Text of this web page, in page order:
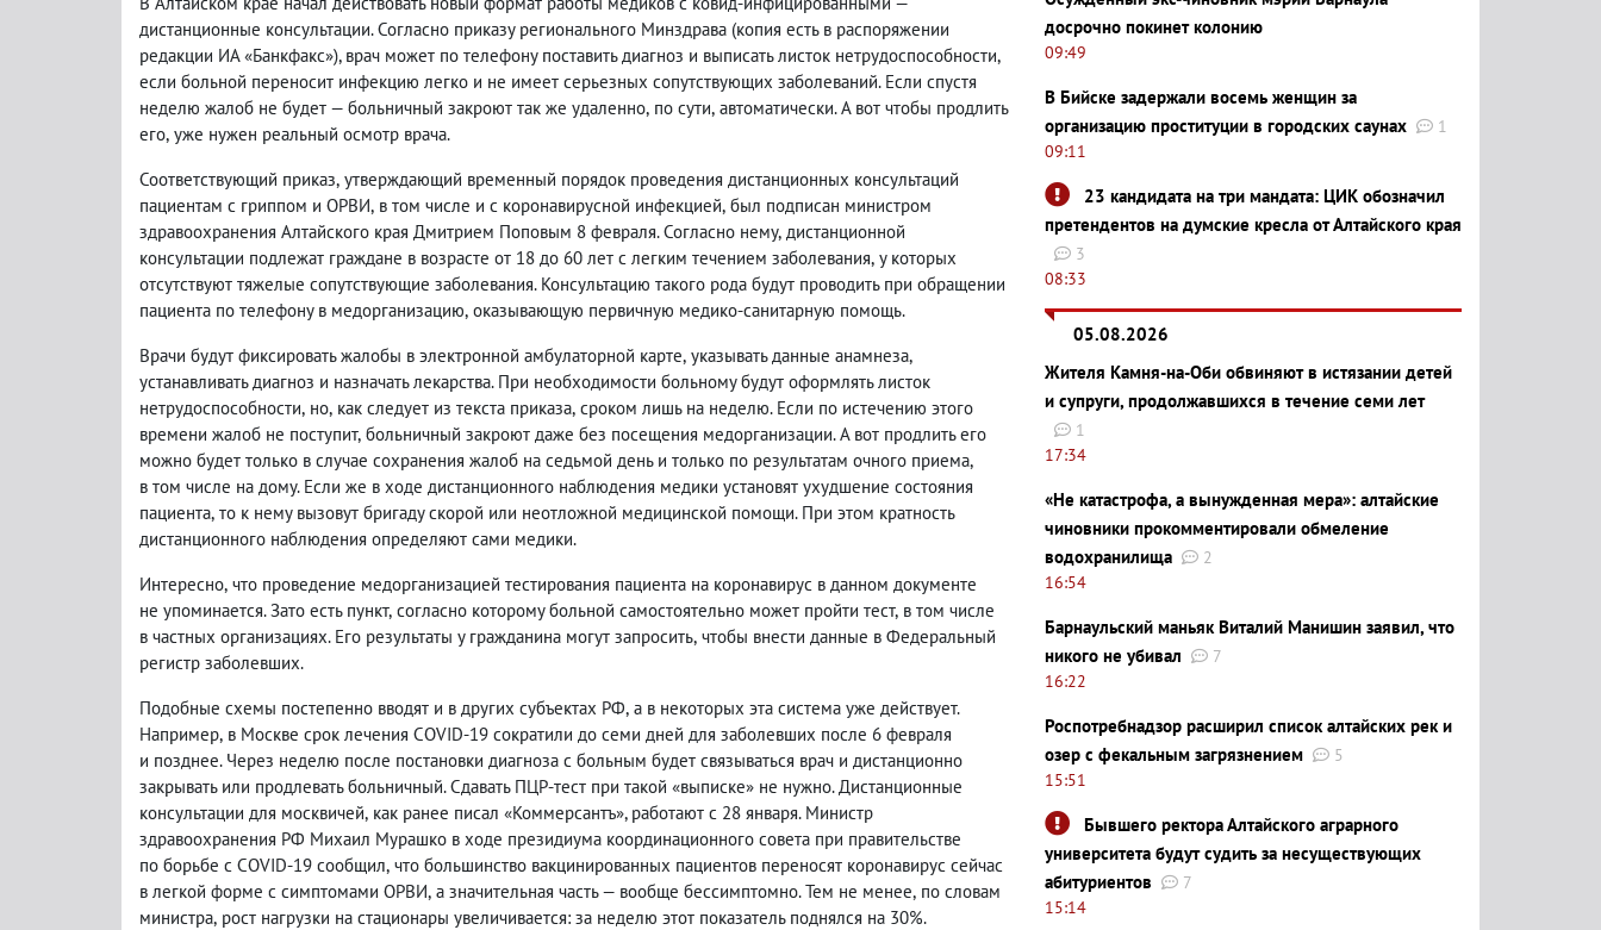
дистанционные консультации. Согласно приказу регионального Минздрава (копия есть в распоряжении
редакции ИА «Банкфакс»), врач может по телефону поставить диагноз и выписать листок нетрудоспособности,
если больной переносит инфекцию легко и не имеет серьезных сопутствующих заболеваний. Если спустя
неделю жалоб не будет — больничный закроют так же удаленно, по сути, автоматически. А вот чтобы продлить
его, уже нужен реальный осмотр врача.
Соответствующий приказ, утверждающий временный порядок проведения дистанционных консультаций
пациентам с гриппом и ОРВИ, в том числе и с коронавирусной инфекцией, был подписан министром
здравоохранения Алтайского края Дмитрием Поповым 8 февраля. Согласно нему, дистанционной
консультации подлежат граждане в возрасте от 18 до 60 лет с легким течением заболевания, у которых
отсутствуют тяжелые сопутствующие заболевания. Консультацию такого рода будут проводить при обращении
пациента по телефону в медорганизацию, оказывающую первичную медико-санитарную помощь.
Врачи будут фиксировать жалобы в электронной амбулаторной карте, указывать данные анамнеза,
устанавливать диагноз и назначать лекарства. При необходимости больному будут оформлять листок
нетрудоспособности, но, как следует из текста приказа, сроком лишь на неделю. Если по истечению этого
времени жалоб не поступит, больничный закроют даже без посещения медорганизации. А вот продлить его
можно будет только в случае сохранения жалоб на седьмой день и только по результатам очного приема,
в том числе на дому. Если же в ходе дистанционного наблюдения медики установят ухудшение состояния
пациента, то к нему вызовут бригаду скорой или неотложной медицинской помощи. При этом кратность
дистанционного наблюдения определяют сами медики.
Интересно, что проведение медорганизацией тестирования пациента на коронавирус в данном документе
не упоминается. Зато есть пункт, согласно которому больной самостоятельно может пройти тест, в том числе
в частных организациях. Его результаты у гражданина могут запросить, чтобы внести данные в Федеральный
регистр заболевших.
Подобные схемы постепенно вводят и в других субъектах РФ, а в некоторых эта система уже действует.
Например, в Москве срок лечения COVID-19 сократили до семи дней для заболевших после 6 февраля
и позднее. Через неделю после постановки диагноза с больным будет связываться врач и дистанционно
закрывать или продлевать больничный. Сдавать ПЦР-тест при такой «выписке» не нужно. Дистанционные
консультации для москвичей, как ранее писал «Коммерсантъ», работают с 28 января. Министр
здравоохранения РФ Михаил Мурашко в ходе президиума координационного совета при правительстве
по борьбе с COVID-19 сообщил, что большинство вакцинированных пациентов переносят коронавирус сейчас
в легкой форме с симптомами ОРВИ, а значительная часть — вообще бессимптомно. Тем не менее, по словам
министра, рост нагрузки на стационары увеличивается: за неделю этот показатель поднялся на 30%.
досрочно покинет колонию
09:49
В Бийске задержали восемь женщин за
организацию проституции в городских саунах
1
09:11
23 кандидата на три мандата: ЦИК обозначил
претендентов на думские кресла от Алтайского края
3
08:33
05.08.2026
Жителя Камня-на-Оби обвиняют в истязании детей
и супруги, продолжавшихся в течение семи лет
1
17:34
«Не катастрофа, а вынужденная мера»: алтайские
чиновники прокомментировали обмеление
водохранилища
2
16:54
Барнаульский маньяк Виталий Манишин заявил, что
никого не убивал
7
16:22
Роспотребнадзор расширил список алтайских рек и
озер с фекальным загрязнением
5
15:51
Бывшего ректора Алтайского аграрного
университета будут судить за несуществующих
абитуриентов
7
15:14